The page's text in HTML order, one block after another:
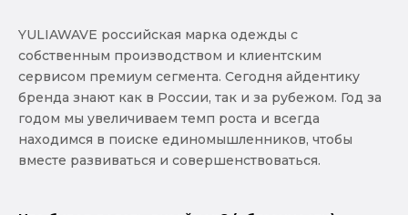
YULIAWAVE российская марка одежды с
собственным производством и клиентским
сервисом премиум сегмента. Сегодня айдентику
бренда знают как в России, так и за рубежом. Год за
годом мы увеличиваем темп роста и всегда
находимся в поиске единомышленников, чтобы
вместе развиваться и совершенствоваться.